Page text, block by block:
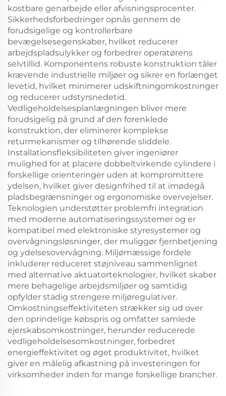
kostbare genarbejde eller afvisningsprocenter.
Sikkerhedsforbedringer opnås gennem de
forudsigelige og kontrollerbare
bevægelsesegenskaber, hvilket reducerer
arbejdspladsulykker og forbedrer operatørens
selvtillid. Komponentens robuste konstruktion tåler
krævende industrielle miljøer og sikrer en forlænget
levetid, hvilket minimerer udskiftningomkostninger
og reducerer udstyrsnedetid.
Vedligeholdelsesplanlægningen bliver mere
forudsigelig på grund af den forenklede
konstruktion, der eliminerer komplekse
returmekanismer og tilhørende sliddele.
Installationsfleksibiliteten giver ingeniører
mulighed for at placere dobbeltvirkende cylindere i
forskellige orienteringer uden at kompromittere
ydelsen, hvilket giver designfrihed til at imødegå
pladsbegrænsninger og ergonomiske overvejelser.
Teknologien understøtter problemfri integration
med moderne automatiseringssystemer og er
kompatibel med elektroniske styresystemer og
overvågningsløsninger, der muliggør fjernbetjening
og ydelsesovervågning. Miljømæssige fordele
inkluderer reduceret støjniveau sammenlignet
med alternative aktuatorteknologier, hvilket skaber
mere behagelige arbejdsmiljøer og samtidig
opfylder stadig strengere miljøregulativer.
Omkostningseffektiviteten strækker sig ud over
den oprindelige købspris og omfatter samlede
ejerskabsomkostninger, herunder reducerede
vedligeholdelsesomkostninger, forbedret
energieffektivitet og øget produktivitet, hvilket
giver en målelig afkastning på investeringen for
virksomheder inden for mange forskellige brancher.